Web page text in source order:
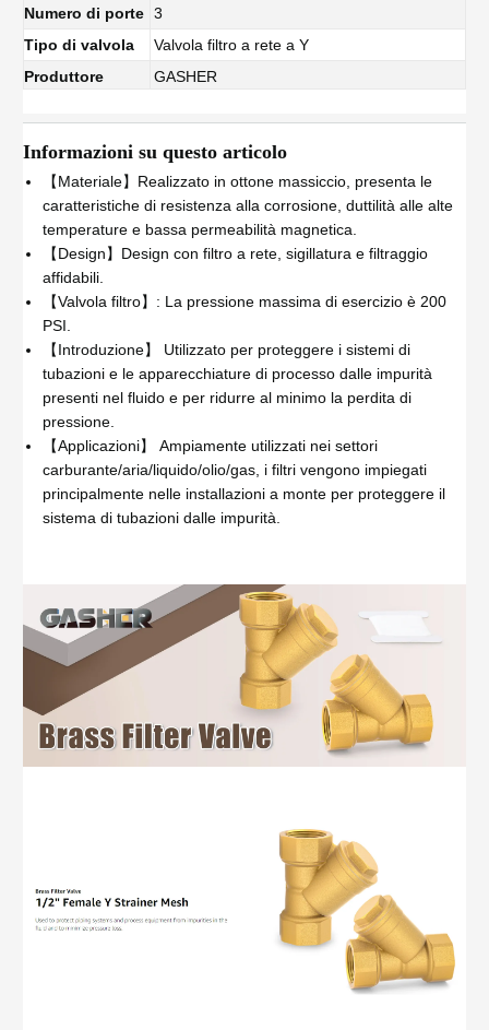
Numero di porte 3
Tipo di valvola
Valvola filtro a rete a Y
Produttore
GASHER
Informazioni su questo articolo
【Materiale】Realizzato in ottone massiccio, presenta le
caratteristiche di resistenza alla corrosione, duttilità alle alte
temperature e bassa permeabilità magnetica.
【Design】Design con filtro a rete, sigillatura e filtraggio
affidabili.
【Valvola filtro】: La pressione massima di esercizio è 200
PSI.
【Introduzione】 Utilizzato per proteggere i sistemi di
tubazioni e le apparecchiature di processo dalle impurità
presenti nel fluido e per ridurre al minimo la perdita di
pressione.
【Applicazioni】 Ampiamente utilizzati nei settori
carburante/aria/liquido/olio/gas, i filtri vengono impiegati
principalmente nelle installazioni a monte per proteggere il
sistema di tubazioni dalle impurità.